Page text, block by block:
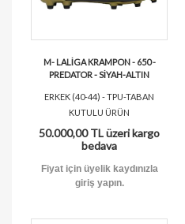
M- LALİGA KRAMPON - 650 -
PREDATOR - SİYAH-ALTIN
ERKEK (40-44) - TPU-TABAN
KUTULU ÜRÜN
50.000,00 TL üzeri kargo
bedava
Fiyat için üyelik kaydınızla
giriş yapın.